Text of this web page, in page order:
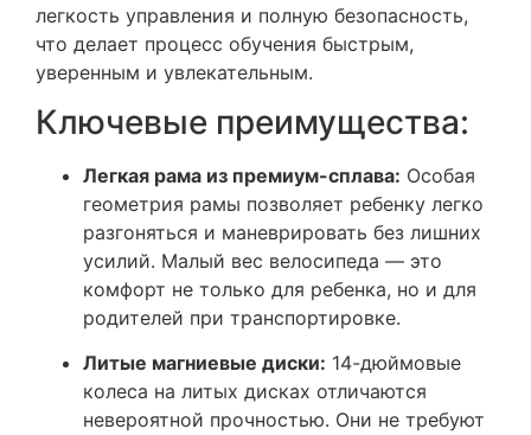
легкость управления и полную безопасность,
что делает процесс обучения быстрым,
уверенным и увлекательным.
Ключевые преимущества:
Легкая рама из премиум-сплава: Особая
геометрия рамы позволяет ребенку легко
разгоняться и маневрировать без лишних
усилий. Малый вес велосипеда — это
комфорт не только для ребенка, но и для
родителей при транспортировке.
Литые магниевые диски: 14-дюймовые
колеса на литых дисках отличаются
невероятной прочностью. Они не требуют